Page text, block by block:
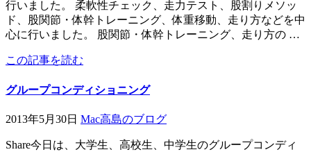
行いました。 柔軟性チェック、走力テスト、股割りメソッ
ド、股関節・体幹トレーニング、体重移動、走り方などを中
心に行いました。 股関節・体幹トレーニング、走り方の …
この記事を読む
グループコンディショニング
2013年5月30日 Mac高島のブログ
Share今日は、大学生、高校生、中学生のグループコンディ